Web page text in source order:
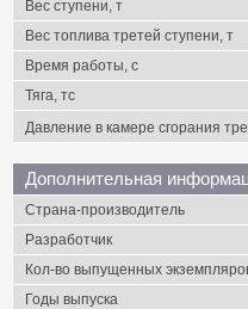
Вес ступени, т
Вес топлива третей ступени, т
Время работы, с
Тяга, тс
Давление в камере сгорания
Дополнительная
Страна-производитель
Разработчик
Кол-во выпущенных
Годы выпуска